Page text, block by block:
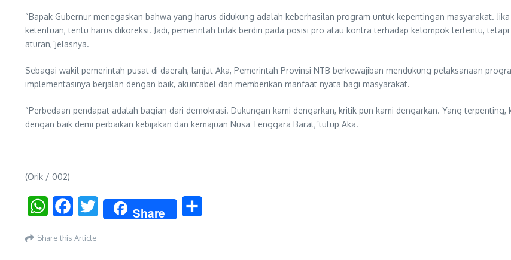
“Bapak Gubernur menegaskan bahwa yang harus didukung adalah keberhasilan program untuk kepentingan masyarakat.
ketentuan, tentu harus dikoreksi. Jadi, pemerintah tidak berdiri pada posisi pro atau kontra terhadap kelompok tertentu,
aturan,”jelasnya.
Sebagai wakil pemerintah pusat di daerah, lanjut Aka, Pemerintah Provinsi NTB berkewajiban mendukung pelaksanaan
implementasinya berjalan dengan baik, akuntabel dan memberikan manfaat nyata bagi masyarakat.
“Perbedaan pendapat adalah bagian dari demokrasi. Dukungan kami dengarkan, kritik pun kami dengarkan. Yang
dengan baik demi perbaikan kebijakan dan kemajuan Nusa Tenggara Barat,”tutup Aka.
(Orik / 002)
WhatsAppFacebookTwitter Share
Share this Article